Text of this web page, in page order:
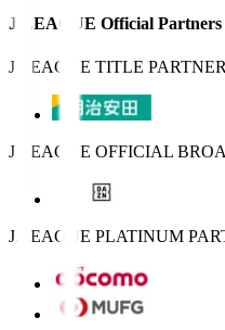
J.LEAGUE Official Partners
J.LEAGUE TITLE PARTNER
J.LEAGUE OFFICIAL
J.LEAGUE PLATINUM